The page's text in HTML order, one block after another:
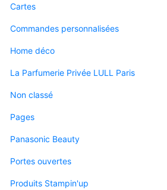
Cartes
Commandes personnalisées
Home déco
La Parfumerie Privée LULL Paris
Non classé
Pages
Panasonic Beauty
Portes ouvertes
Produits Stampin'up